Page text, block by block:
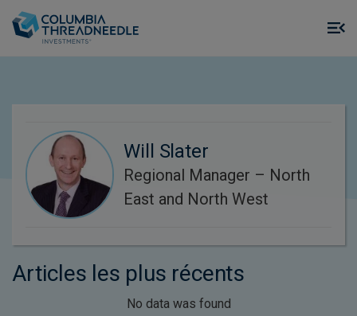
Will Slater
Regional Manager – North
East and North West
Articles les plus récents
No data was found